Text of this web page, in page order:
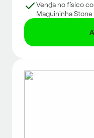
Venda no físico
Maquininha Stone